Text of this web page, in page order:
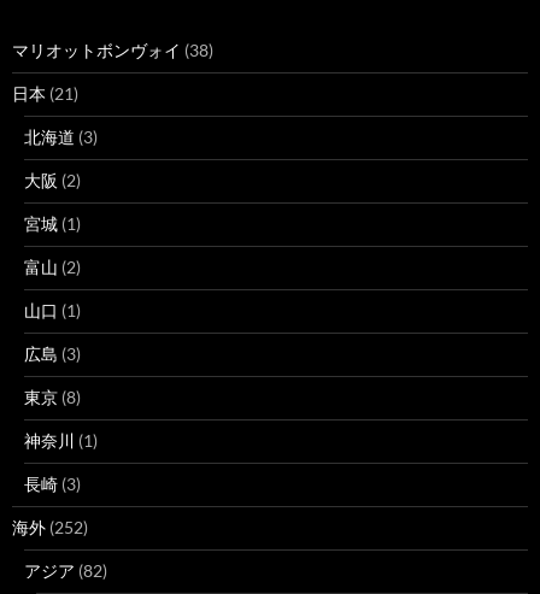
マリオットボンヴォイ (38)
日本 (21)
北海道 (3)
大阪 (2)
宮城 (1)
富山 (2)
山口 (1)
広島 (3)
東京 (8)
神奈川 (1)
長崎 (3)
海外 (252)
アジア (82)